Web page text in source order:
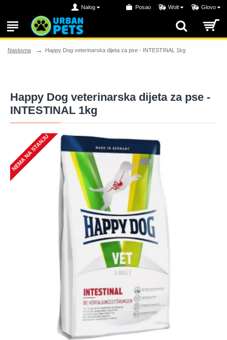
Nalog Posao Wolt Glovo
Naslovna Happy Dog veterinarska dijeta za pse - INTESTINAL 1kg
Happy Dog veterinarska dijeta za pse -
INTESTINAL 1kg
NEMA NA STANJU